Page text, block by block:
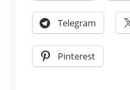
Telegram
Pinterest